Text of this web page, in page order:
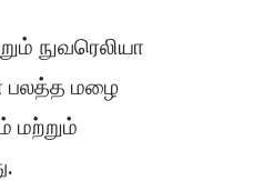
நுவரெலியா
பலத்த மழை
மற்றும்